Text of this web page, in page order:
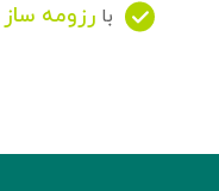
با رزومه ساز